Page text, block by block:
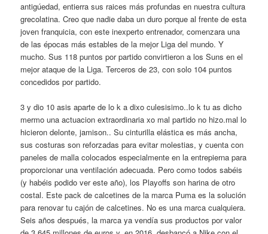
antigúedad, entierra sus raices más profundas en nuestra cultura
grecolatina. Creo que nadie daba un duro porque al frente de esta
joven franquicia, con este inexperto entrenador, comenzara una
de las épocas más estables de la mejor Liga del mundo. Y
mucho. Sus 118 puntos por partido convirtieron a los Suns en el
mejor ataque de la Liga. Terceros de 23, con solo 104 puntos
concedidos por partido.
3 y dio 10 asis aparte de lo k a dixo culesisimo..lo k tu as dicho
mermo una actuacion extraordinaria xo mal partido no hizo.mal lo
hicieron delonte, jamison.. Su cinturilla elástica es más ancha,
sus costuras son reforzadas para evitar molestias, y cuenta con
paneles de malla colocados especialmente en la entrepierna para
proporcionar una ventilación adecuada. Pero como todos sabéis
(y habéis podido ver este año), los Playoffs son harina de otro
costal. Este pack de calcetines de la marca Puma es la solución
para renovar tu cajón de calcetines. No es una marca cualquiera.
Seis años después, la marca ya vendía sus productos por valor